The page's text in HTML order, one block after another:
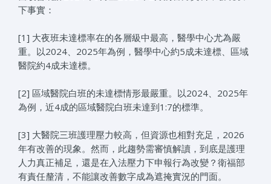
下事實：
[1] 大夜班未達標率在的各層級中最高，醫學中心尤為嚴
重。以2024、2025年為例，醫學中心約5成未達標、區域
醫院約4成未達標。
[2] 區域醫院白班的未達標情形最嚴重。以2024、2025年
為例，近4成的區域醫院白班未達到1:7的標準。
[3] 大醫院三班護理壓力較高，但資源也相對充足，2026
年有改善的現象。然而，此趨勢需審慎解讀，到底是護理
人力真正補足，還是在入法壓力下申報行為改變？衛福部
有責任釐清，不能讓改善數字成為遮掩實況的門面。